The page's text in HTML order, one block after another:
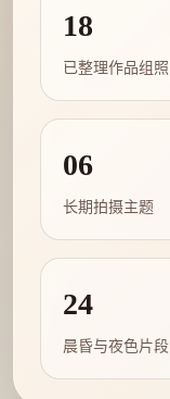
18
已整理作品组照
06
长期拍摄主题
24
晨昏与夜色片段